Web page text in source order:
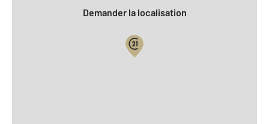
Demander la localisation